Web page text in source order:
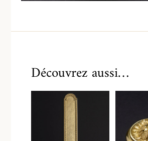
Découvrez aussi…